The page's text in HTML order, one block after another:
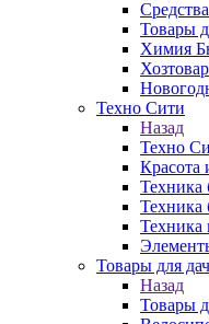
Товары
Химия
Техно Сити
Назад
Техно
Красота
Техника
Техника
Техника
Товары для
Назад
Товары